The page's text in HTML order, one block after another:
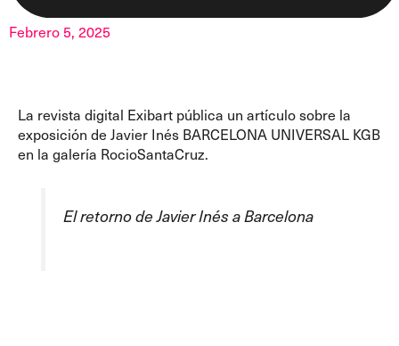
Febrero 5, 2025
La revista digital Exibart pública un artículo sobre la
exposición de Javier Inés BARCELONA UNIVERSAL KGB
en la galería RocioSantaCruz.
El retorno de Javier Inés a Barcelona